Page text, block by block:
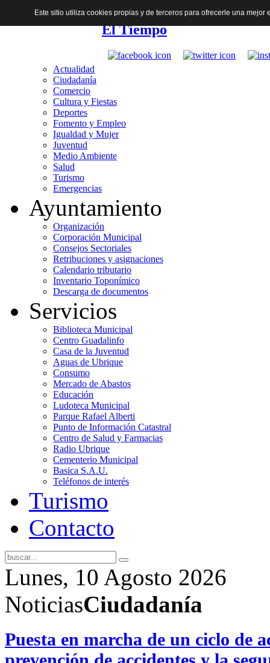
El Tiempo
Actualidad
Ciudadanía
Comercio
Cultura y Fiestas
Deportes
Fomento y Empleo
Igualdad y Mujer
Juventud
Medio Ambiente
Salud
Turismo
Emergencias
Ayuntamiento
Organización
Corporación Municipal
Consejos Sectoriales
Retribuciones y asignaciones
Calendario tributario
Inventario Toponímico
Descarga de documentos
Servicios
Biblioteca Municipal
Centro Guadalinfo
Casa de la Juventud
Aguas de Ubrique
Consumo
Mercado de Abastos
Educación
Ludoteca Municipal
Parque Rafael Alberti
Punto de Información Catastral
Centro de Salud y Farmacias
Radio Ubrique
Cementerio Municipal
Basica S.A.U.
Teléfonos de interés
Turismo
Contacto
Lunes, 10 Agosto 2026
NoticiasCiudadanía
Puesta en marcha de un ciclo de
Este sitio utiliza cookies propias y de terceros para ofrecerle una